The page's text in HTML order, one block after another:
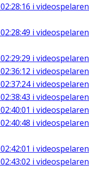
02:28:16 i videospelaren
02:28:49 i videospelaren
02:29:29 i videospelaren
02:36:12 i videospelaren
02:37:24i videospelaren
02:38:43 i videospelaren
02:40:01 i videospelaren
02:40:48 i videospelaren
02:42:01 i videospelaren
02:43:02 i videospelaren